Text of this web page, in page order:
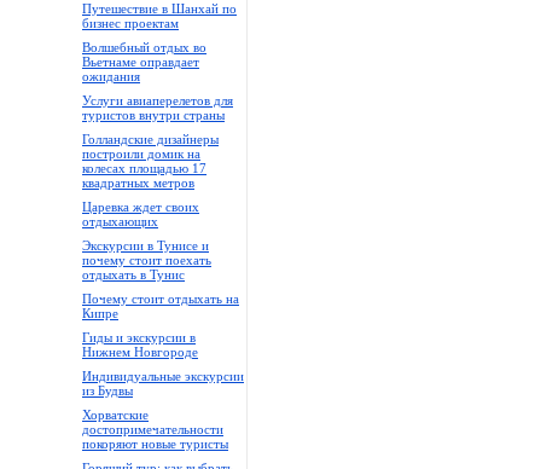
Путешествие в Шанхай по
бизнес проектам
Волшебный отдых во
Вьетнаме оправдает
ожидания
Услуги авиаперелетов для
туристов внутри страны
Голландские дизайнеры
построили домик на
колесах площадью 17
квадратных метров
Царевка ждет своих
отдыхающих
Экскурсии в Тунисе и
почему стоит поехать
отдыхать в Тунис
Почему стоит отдыхать на
Кипре
Гиды и экскурсии в
Нижнем Новгороде
Индивидуальные экскурсии
из Будвы
Хорватские
достопримечательности
покоряют новые туристы